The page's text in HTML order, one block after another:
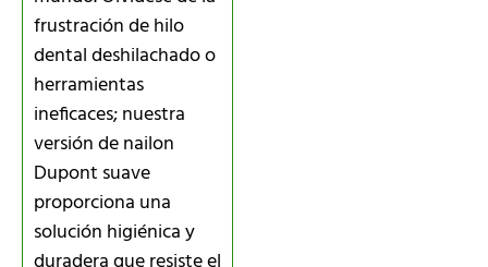
frustración de hilo
dental deshilachado o
herramientas
ineficaces; nuestra
versión de nailon
Dupont suave
proporciona una
solución higiénica y